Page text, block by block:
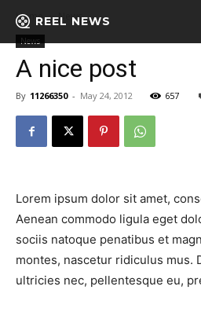
REEL NEWS
Home News
News
A nice post
By 11266350 - May 24, 2012 657
Lorem ipsum dolor sit amet,
Aenean commodo ligula eget
sociis natoque penatibus et
montes, nascetur ridiculus mus.
ultricies nec, pellentesque eu,